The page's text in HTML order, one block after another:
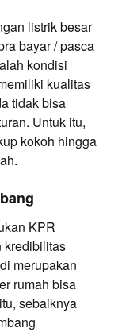
listrik besar
bayar / pasca
kondisi
kualitas
tidak bisa
Untuk itu,
kokoh hingga
KPR
kredibilitas
merupakan
rumah bisa
sebaiknya